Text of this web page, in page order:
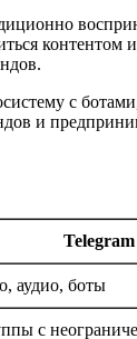
с
и
Telegram
аудио, боты
с